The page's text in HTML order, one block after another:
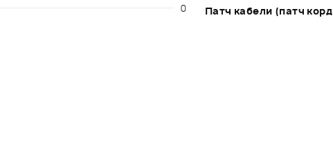
0
Патч кабели (патч